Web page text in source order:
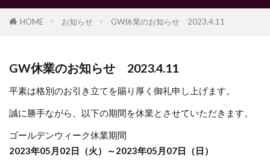
HOME お知らせ GW休業のお知らせ 2023.4.11
GW休業のお知らせ 2023.4.11
平素は格別のお引き立てを賜り厚く御礼申し上げます。
誠に勝手ながら、以下の期間を休業とさせていただきます。
ゴールデンウィーク休業期間
2023年05月02日（火）～2023年05月07日（日）